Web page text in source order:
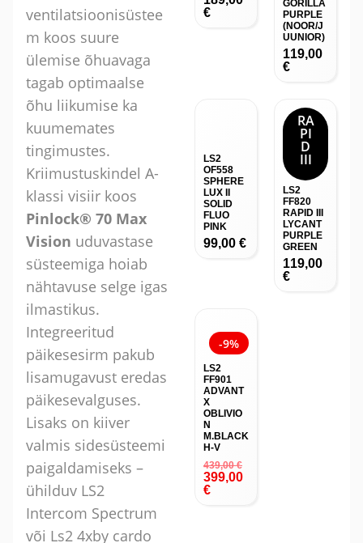
ventilatsioonisüstee
m koos suure
ülemise õhuavaga
tagab optimaalse
õhu liikumise ka
kuumemates
tingimustes.
Kriimustuskindel A-
klassi visiir koos
Pinlock® 70 Max
Vision uduvastase
süsteemiga hoiab
nähtavuse selge igas
ilmastikus.
Integreeritud
päikesesirm pakub
lisamugavust eredas
päikesevalguses.
Lisaks on kiiver
valmis sidesüsteemi
paigaldamiseks –
ühilduv LS2
Intercom Spectrum
või Ls2 4xby cardo
€
GORILLA
PURPLE
(NOOR/J
UUNIOR)
119,00
€
LS2
OF558
SPHERE
LUX II
SOLID
FLUO
PINK
99,00 €
RA
PI
D
III
LS2
FF820
RAPID III
LYCANT
PURPLE
GREEN
119,00
€
-9%
LS2
FF901
ADVANT
X
OBLIVIO
N
M.BLACK
H-V
439,00€
399,00
€